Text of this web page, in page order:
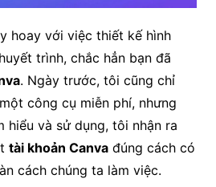
hoay với việc thiết kế hình
trình, chắc hẳn bạn đã
. Ngày trước, tôi cũng chỉ
công cụ miễn phí, nhưng
hiểu và sử dụng, tôi nhận ra
tài khoản Canvađúng cách có
cách chúng ta làm việc.